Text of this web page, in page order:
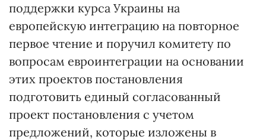
поддержки курса Украины на
европейскую интеграцию на повторное
первое чтение и поручил комитету по
вопросам евроинтеграции на основании
этих проектов постановления
подготовить единый согласованный
проект постановления с учетом
предложений, которые изложены в